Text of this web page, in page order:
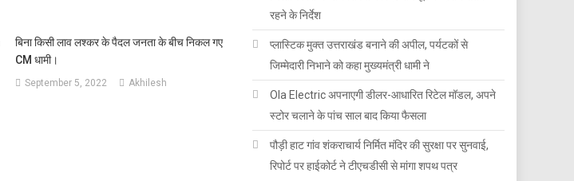
बिना किसी लाव लश्कर के पैदल जनता के बीच निकल गए
CM धामी।
September 5, 2022 Akhilesh
रहने के निर्देश
प्लास्टिक मुक्त उत्तराखंड बनाने की अपील, पर्यटकों से
जिम्मेदारी निभाने को कहा मुख्यमंत्री धामी ने
Ola Electric अपनाएगी डीलर-आधारित रिटेल मॉडल, अपने
स्टोर चलाने के पांच साल बाद किया फैसला
पौड़ी हाट गांव शंकराचार्य निर्मित मंदिर की सुरक्षा पर सुनवाई,
रिपोर्ट पर हाईकोर्ट ने टीएचडीसी से मांगा शपथ पत्र